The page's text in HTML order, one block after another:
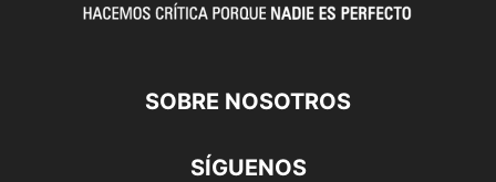
SOBRE NOSOTROS
SÍGUENOS